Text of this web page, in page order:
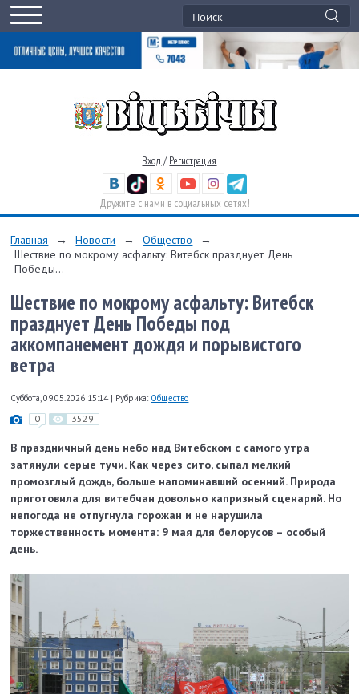
Вход / Регистрация
Дружите с нами в социальных сетях!
Главная → Новости → Общество
→
Шествие по мокрому асфальту: Витебск празднует День
Победы...
Шествие по мокрому асфальту: Витебск
празднует День Победы под
аккомпанемент дождя и порывистого
ветра
Суббота, 09.05.2026 15:14 | Рубрика: Общество
0 3529
В праздничный день небо над Витебском с самого утра
затянули серые тучи. Как через сито, сыпал мелкий
промозглый дождь, больше напоминавший осенний. Природа
приготовила для витебчан довольно капризный сценарий. Но
непогода не отпугнула горожан и не нарушила
торжественность момента: 9 мая для белорусов – особый
день.